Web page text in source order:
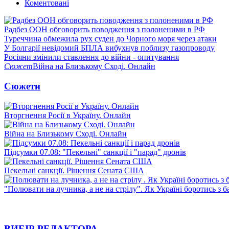
Коментовані
Радбез ООН обговорить поводження з полоненими в РФ
Туреччина обмежила рух суден до Чорного моря через атаки
У Болгарії невідомий БПЛА вибухнув поблизу газопроводу
Росіяни змінили ставлення до війни - опитування
СюжетВійна на Близькому Сході. Онлайн
Сюжети
Вторгнення Росії в Україну. Онлайн
Війна на Близькому Сході. Онлайн
Підсумки 07.08: "Пекельні" санкції і "парад" дронів
Пекельні санкції. Рішення Сената США
"Полювати на лучника, а не на стрілу". Як Україні боротись з